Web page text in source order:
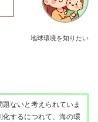
地球環境を知りたい
ないと考えられていま
化するにつれて、海の環